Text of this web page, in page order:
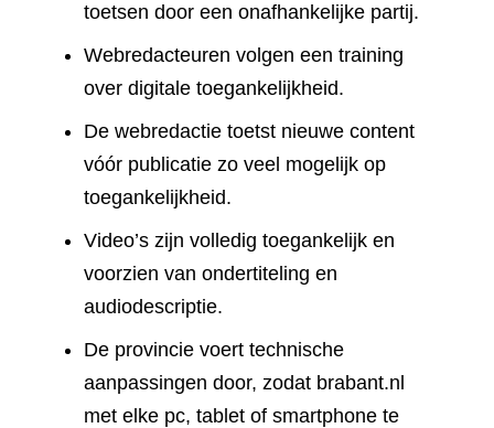
toetsen door een onafhankelijke partij.
Webredacteuren volgen een training
over digitale toegankelijkheid.
De webredactie toetst nieuwe content
vóór publicatie zo veel mogelijk op
toegankelijkheid.
Video’s zijn volledig toegankelijk en
voorzien van ondertiteling en
audiodescriptie.
De provincie voert technische
aanpassingen door, zodat brabant.nl
met elke pc, tablet of smartphone te